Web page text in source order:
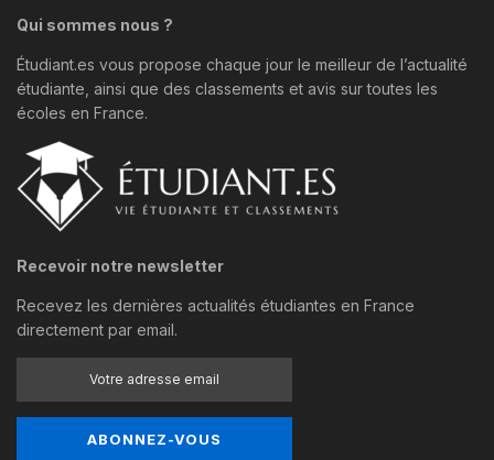
Qui sommes nous ?
Étudiant.es vous propose chaque jour le meilleur de l’actualité
étudiante, ainsi que des classements et avis sur toutes les
écoles en France.
Recevoir notre newsletter
Recevez les dernières actualités étudiantes en France
directement par email.